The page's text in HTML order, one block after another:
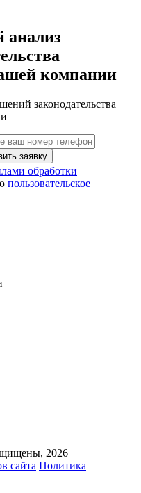
анализ
компании
законодательства
заявку
обработки
пользовательское
2026
сайта Политика